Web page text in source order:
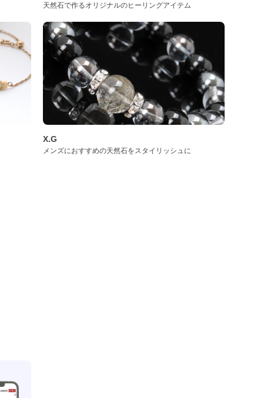
天然石で作るオリジナルのヒーリングアイテム
X.G
メンズにおすすめの天然石をスタイリッシュに